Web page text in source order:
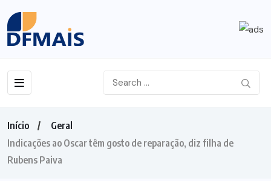
Início
Geral
Indicações ao Oscar têm gosto de reparação, diz filha de
Rubens Paiva